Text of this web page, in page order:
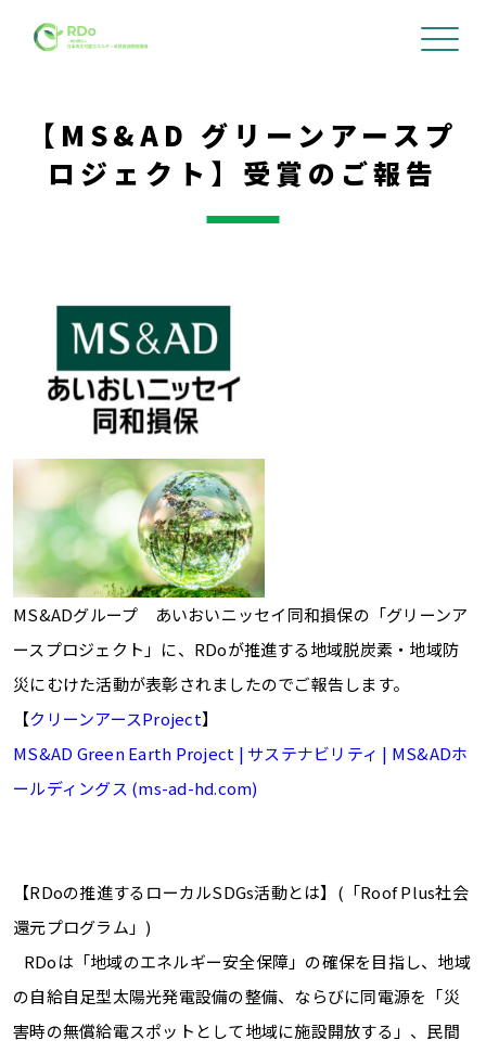
【MS&AD グリーンアースプ
ロジェクト】受賞のご報告
MS&ADグループ あいおいニッセイ同和損保の「グリーンア
ースプロジェクト」に、RDoが推進する地域脱炭素・地域防
災にむけた活動が表彰されましたのでご報告します。
【クリーンアースProject】
MS&AD Green Earth Project | サステナビリティ | MS&ADホ
ールディングス (ms-ad-hd.com)
【RDoの推進するローカルSDGs活動とは】(「Roof Plus社会
還元プログラム」)
RDoは「地域のエネルギー安全保障」の確保を目指し、地域
の自給自足型太陽光発電設備の整備、ならびに同電源を「災
害時の無償給電スポットとして地域に施設開放する」、民間